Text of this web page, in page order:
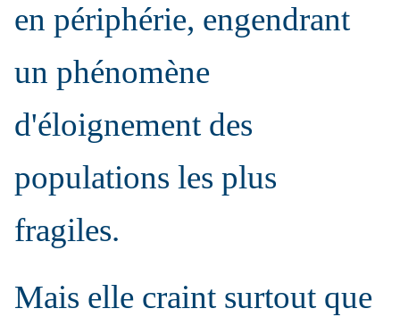
en périphérie, engendrant
un phénomène
d'éloignement des
populations les plus
fragiles.
Mais elle craint surtout que